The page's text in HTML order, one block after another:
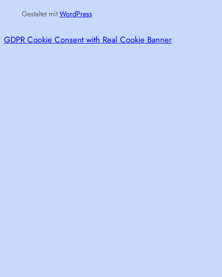
Gestaltet mitWordPress
GDPR Cookie Consent with Real Cookie Banner